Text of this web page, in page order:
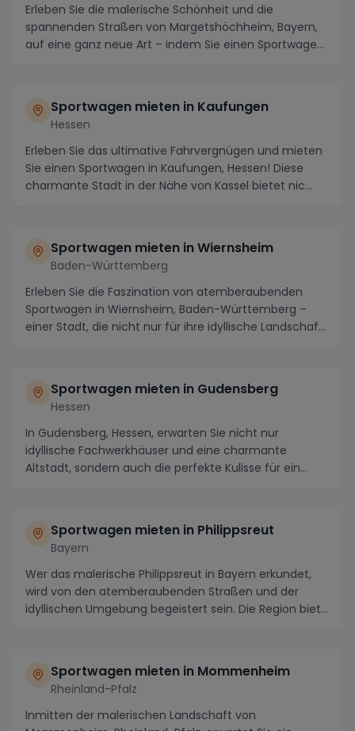
Erleben Sie die malerische Schönheit und die
spannenden Straßen von Margetshöchheim, Bayern,
auf eine ganz neue Art – indem Sie einen Sportwagen
Sportwagen mieten in Kaufungen
Hessen
Erleben Sie das ultimative Fahrvergnügen und mieten
Sie einen Sportwagen in Kaufungen, Hessen! Diese
charmante Stadt in der Nähe von Kassel bietet nic...
Sportwagen mieten in Wiernsheim
Baden-Württemberg
Erleben Sie die Faszination von atemberaubenden
Sportwagen in Wiernsheim, Baden-Württemberg –
einer Stadt, die nicht nur für ihre idyllische Landschaf...
Sportwagen mieten in Gudensberg
Hessen
In Gudensberg, Hessen, erwarten Sie nicht nur
idyllische Fachwerkhäuser und eine charmante
Altstadt, sondern auch die perfekte Kulisse für ein
Sportwagen mieten in Philippsreut
Bayern
Wer das malerische Philippsreut in Bayern erkundet,
wird von den atemberaubenden Straßen und der
idyllischen Umgebung begeistert sein. Die Region biet...
Sportwagen mieten in Mommenheim
Rheinland-Pfalz
Inmitten der malerischen Landschaft von